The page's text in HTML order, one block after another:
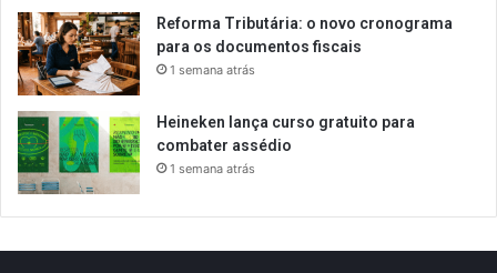
Reforma Tributária: o novo cronograma
para os documentos fiscais
1 semana atrás
Heineken lança curso gratuito para
combater assédio
1 semana atrás